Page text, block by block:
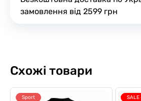
замовлення від 2599 грн
Схожі товари
Sport SALE